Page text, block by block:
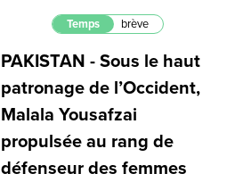
Temps brève
PAKISTAN - Sous le haut
patronage de l’Occident,
Malala Yousafzai
propulsée au rang de
défenseur des femmes